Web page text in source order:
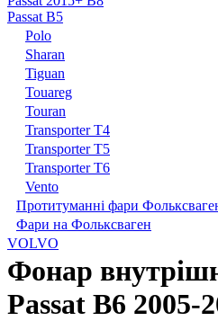
Passat B5
Polo
Sharan
Tiguan
Touareg
Touran
Transporter T4
Transporter T5
Transporter T6
Vento
Протитуманні фари
Фари на Фольксваген
VOLVO
Фонар
Passat B6 2005-